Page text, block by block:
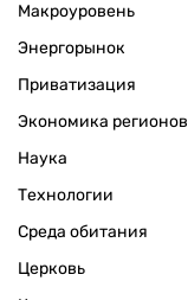
Макроуровень
Энергорынок
Приватизация
Экономика регионов
Наука
Технологии
Среда обитания
Церковь